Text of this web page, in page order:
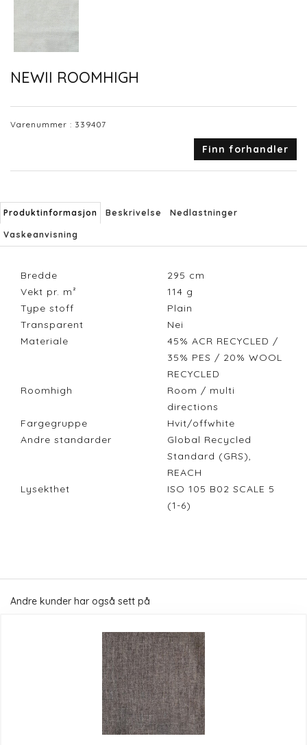
NEWII ROOMHIGH
Varenummer : 339407
Finn forhandler
Produktinformasjon Beskrivelse Nedlastninger
Vaskeanvisning
Bredde 295 cm
Vekt pr. m²
114 g
Type stoff
Plain
Transparent
Nei
Materiale
45% ACR RECYCLED /
35% PES / 20% WOOL
RECYCLED
Roomhigh
Room / multi
directions
Fargegruppe
Hvit/offwhite
Andre standarder
Global Recycled
Standard (GRS),
REACH
Lysekthet
ISO 105 B02 SCALE 5
(1-6)
Andre kunder har også sett på